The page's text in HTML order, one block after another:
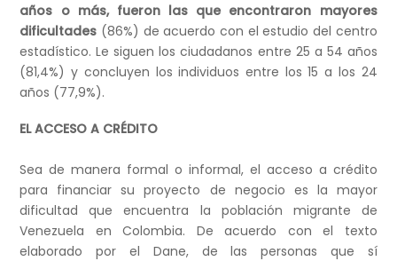
años o más, fueron las que encontraron mayores
dificultades (86%) de acuerdo con el estudio del centro
estadístico. Le siguen los ciudadanos entre 25 a 54 años
(81,4%) y concluyen los individuos entre los 15 a los 24
años (77,9%).
EL ACCESO A CRÉDITO
Sea de manera formal o informal, el acceso a crédito
para financiar su proyecto de negocio es la mayor
dificultad que encuentra la población migrante de
Venezuela en Colombia. De acuerdo con el texto
elaborado por el Dane, de las personas que sí